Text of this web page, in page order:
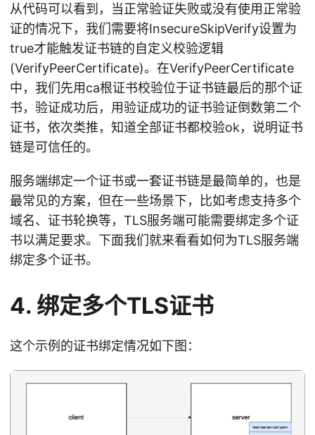
从代码可以看到，当正常验证失败或没有使用正常验
证的情况下，我们需要将InsecureSkipVerify设置为
true才能触发证书链的自定义校验逻辑
(VerifyPeerCertificate)。在VerifyPeerCertificate
中，我们先用ca根证书校验位于证书链最后的那个证
书，验证成功后，用验证成功的证书验证倒数第二个
证书，依次类推，知道全部证书都校验ok，说明证书
链是可信任的。
服务端绑定一个证书或一套证书链是最简单的，也是
最常见的方案，但在一些场景下，比如考虑支持多个
域名、证书轮换等，TLS服务端可能需要绑定多个证
书以满足要求。下面我们就来看看如何为TLS服务端
绑定多个证书。
4. 绑定多个TLS证书
这个示例的证书绑定情况如下图：